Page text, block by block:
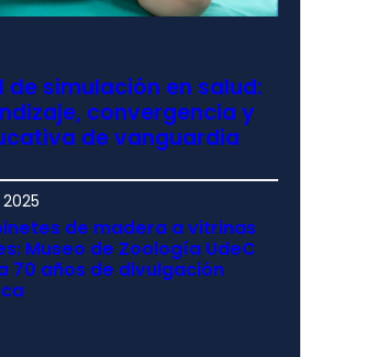
simulación en salud:
convergencia y
de vanguardia
de madera a vitrinas
Museo de Zoología UdeC
70 años de divulgación